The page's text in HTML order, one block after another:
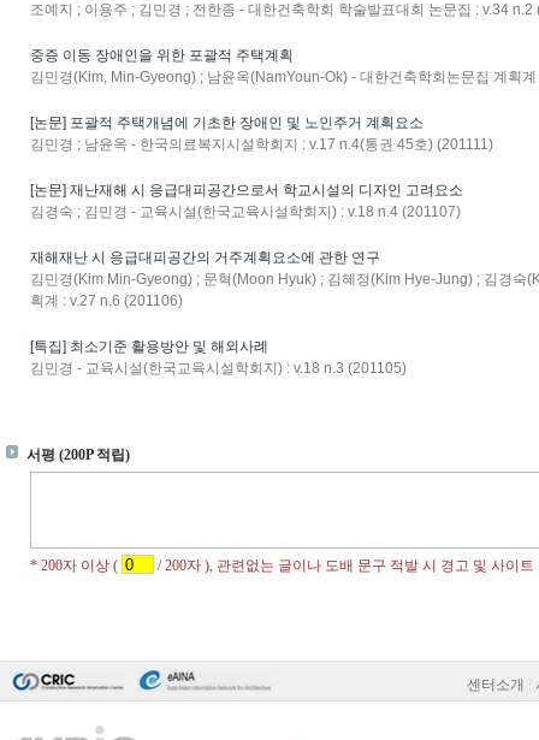
조예지 ; 이용주 ; 김민경 ; 전한종 - 대한건축학회 학술발표대회 논문집 : v.34
중증 이동 장애인을 위한 포괄적 주택계획
김민경(Kim, Min-Gyeong) ; 남윤옥(NamYoun-Ok) - 대한건축학회논문집 계획
[논문] 포괄적 주택개념에 기초한 장애인 및 노인주거 계획요소
김민경 ; 남윤옥 - 한국의료복지시설학회지 : v.17 n.4(통권 45호) (201111)
[논문] 재난재해 시 응급대피공간으로서 학교시설의 디자인 고려요소
김경숙 ; 김민경 - 교육시설(한국교육시설학회지) : v.18 n.4 (201107)
재해재난 시 응급대피공간의 거주계획요소에 관한 연구
김민경(Kim Min-Gyeong) ; 문혁(Moon Hyuk) ; 김혜정(Kim Hye-Jung) ; 김경숙
획계 : v.27 n.6 (201106)
[특집] 최소기준 활용방안 및 해외사례
김민경 - 교육시설(한국교육시설학회지) : v.18 n.3 (201105)
센터소개